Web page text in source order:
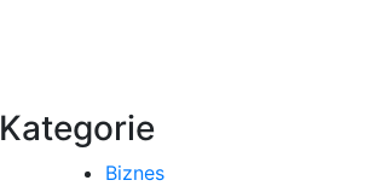
Kategorie
Biznes